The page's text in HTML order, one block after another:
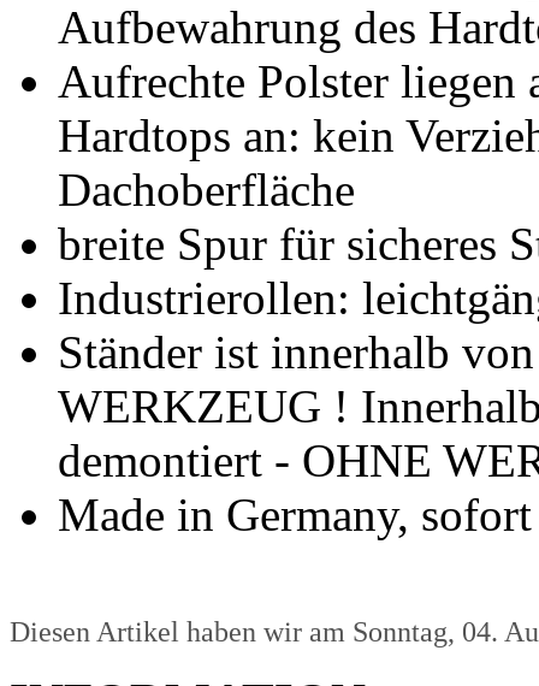
Aufbewahrung des
Aufrechte Polster liegen
Hardtops an: kein
Dachoberfläche
breite Spur für sicheres
Industrierollen:
Ständer ist innerhalb
WERKZEUG !
demontiert - OHNE
Made in Germany,
Diesen Artikel haben wir am Sonntag, 04.